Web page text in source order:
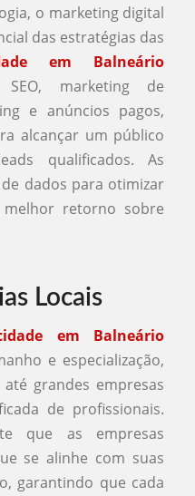
o marketing digital
das estratégias das
em Balneário
marketing de
e anúncios pagos,
alcançar um público
qualificados. As
dados para otimizar
retorno sobre
Locais
em Balneário
e especialização,
grandes empresas
de profissionais.
que as empresas
se alinhe com suas
garantindo que cada